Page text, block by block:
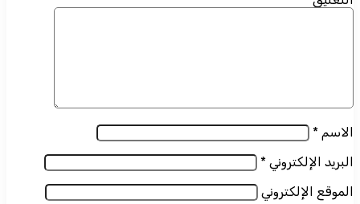
الاسم *
البريد الإلكتروني *
الموقع الإلكتروني